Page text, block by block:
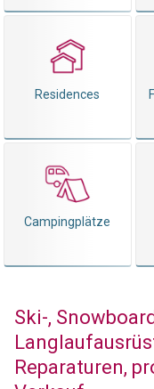
Residences
Campingplätze
Ski-,
Reparaturen,